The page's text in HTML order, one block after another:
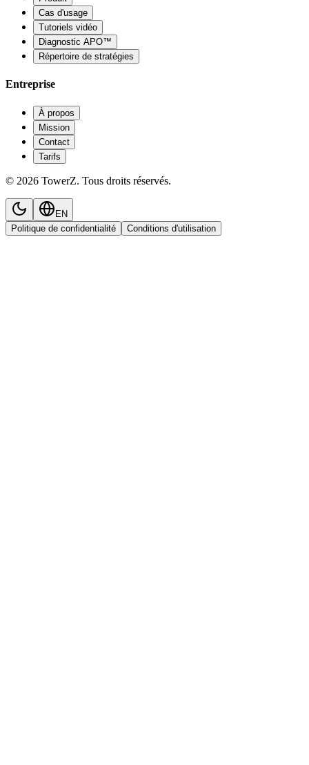
Cas d'usage
Tutoriels vidéo
Diagnostic APO™
Répertoire de stratégies
Entreprise
À propos
Mission
Contact
Tarifs
© 2026 TowerZ. Tous droits réservés.
EN
Politique de confidentialité
Conditions d'utilisation